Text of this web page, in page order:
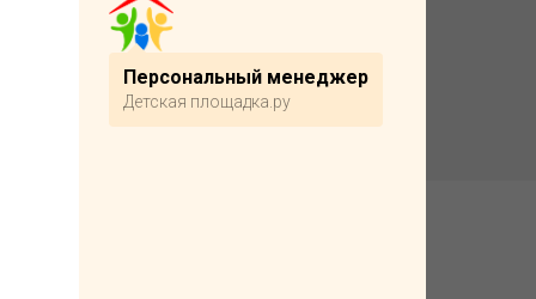
Персональный менеджер
Детская площадка.ру
Подробнее